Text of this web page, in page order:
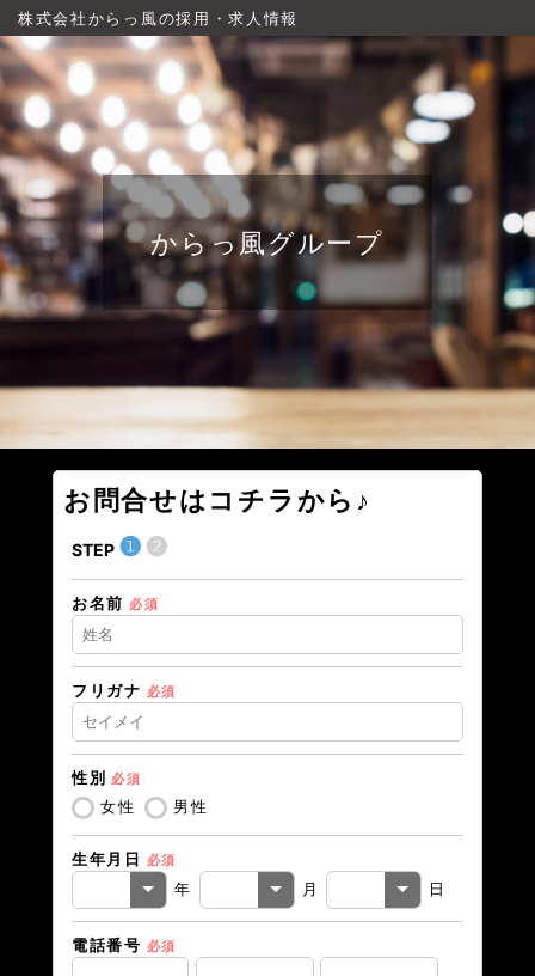
株式会社からっ風の採用・求人情報
からっ風グループ
お問合せはコチラから♪
STEP ❶❷
お名前 必須
フリガナ 必須
性別 必須
女性 男性
生年月日 必須
年 月 日
電話番号 必須